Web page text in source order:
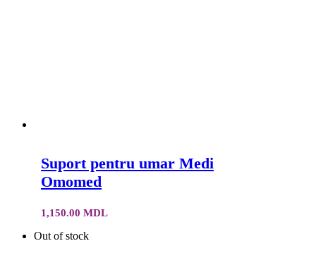
Suport pentru umar Medi
Omomed
1,150.00 MDL
Out of stock